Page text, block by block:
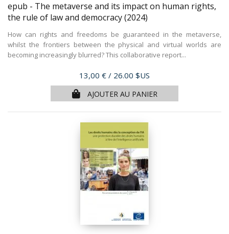
epub - The metaverse and its impact on human rights,
the rule of law and democracy(2024)
How can rights and freedoms be guaranteed in the metaverse,
whilst the frontiers between the physical and virtual worlds are
becoming increasingly blurred? This collaborative report...
Prix
13,00 € / 26.00 $US
AJOUTER AU PANIER